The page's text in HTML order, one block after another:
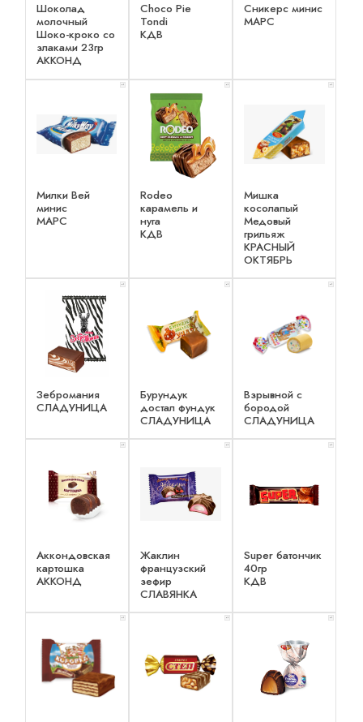
Шоколад
молочный
Шоко-кроко со
злаками 23гр
АККОНД
Choco Pie
Tondi
КДВ
Сникерс минис
МАРС
x 1
Милки Вей
минис
МАРС
x 1
Rodeo
карамель и
нуга
КДВ
x 1
Мишка
косолапый
Медовый
грильяж
КРАСНЫЙ
ОКТЯБРЬ
x 1
Зебромания
СЛАДУНИЦА
x 1
Бурундук
достал фундук
СЛАДУНИЦА
x 1
Взрывной с
бородой
СЛАДУНИЦА
x 1
Аккондовская
картошка
АККОНД
x 1
Жаклин
французский
зефир
СЛАВЯНКА
x 1
Super батончик
40гр
КДВ
x 1 x 1 x 1